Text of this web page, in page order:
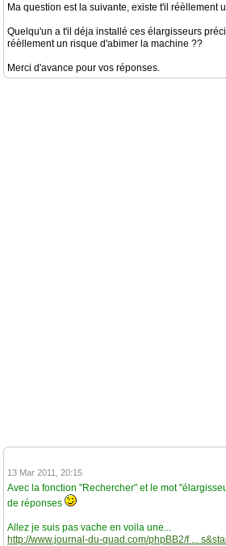
Ma question est la suivante, existe t'il réèllement
Quelqu'un a t'il déja installé ces élargisseurs
réèllement un risque d'abimer la machine ??
Merci d'avance pour vos réponses.
13 Mar 2011, 20:15
Avec la fonction "Rechercher" et le mot
de réponses
Allez je suis pas vache en voila une...
http://www.journal-du-quad.com/phpBB2/f ...